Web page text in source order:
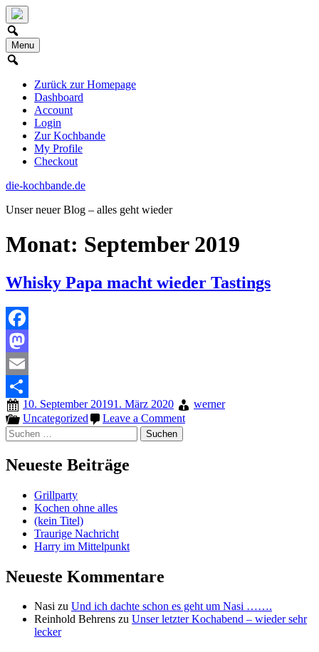
Skip
to
content
Menu
Zurück zur Homepage
Dashboard
Account
Login
Zur Kochbande
My Profile
Checkout
die-kochbande.de
Unser neuer Blog – alles geht wieder
Monat: September 2019
Whisky Papa macht wieder Tastings
Facebook
Mastodon
Email
Teilen10. September 20191. März 2020
werner
Uncategorized
Leave a Commenton
Suchen
nach:
Neueste Beiträge
Grillparty
Kochen ohne alles
(kein Titel)
Traurige Nachricht
Harry im Mittelpunkt
Neueste Kommentare
Nasi zu Und ich dachte schon es geht um Nasi …….
Reinhold Behrens zu Unser letzter Kochabend – wieder sehr
lecker